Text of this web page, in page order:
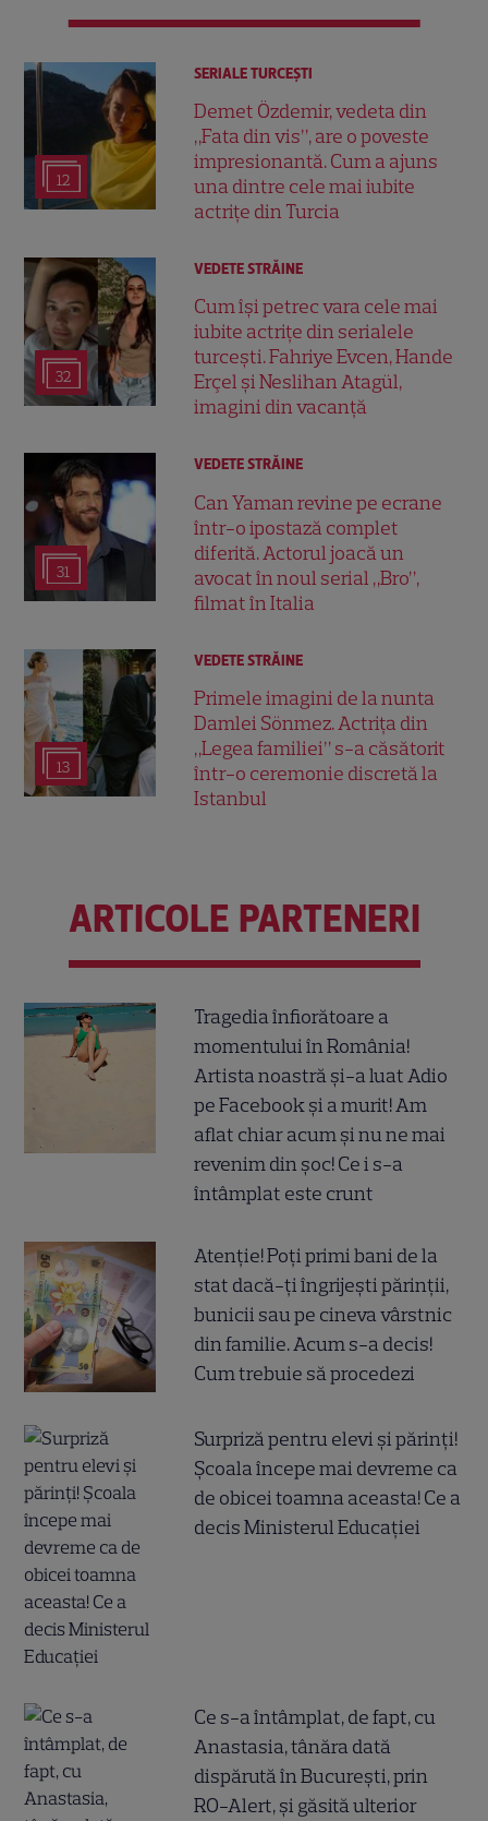
12
SERIALE TURCEŞTI
Demet Özdemir, vedeta din
„Fata din vis”, are o poveste
impresionantă. Cum a ajuns
una dintre cele mai iubite
actrițe din Turcia
32
VEDETE STRĂINE
Cum își petrec vara cele mai
iubite actrițe din serialele
turcești. Fahriye Evcen, Hande
Erçel și Neslihan Atagül,
imagini din vacanță
31
VEDETE STRĂINE
Can Yaman revine pe ecrane
într-o ipostază complet
diferită. Actorul joacă un
avocat în noul serial „Bro”,
filmat în Italia
13
VEDETE STRĂINE
Primele imagini de la nunta
Damlei Sönmez. Actrița din
„Legea familiei” s-a căsătorit
într-o ceremonie discretă la
Istanbul
ARTICOLE PARTENERI
Tragedia înfiorătoare a
momentului în România!
Artista noastră și-a luat Adio
pe Facebook și a murit! Am
aflat chiar acum și nu ne mai
revenim din șoc! Ce i s-a
întâmplat este crunt
Atenție! Poți primi bani de la
stat dacă-ți îngrijești părinții,
bunicii sau pe cineva vârstnic
din familie. Acum s-a decis!
Cum trebuie să procedezi
Surpriză pentru elevi și părinți!
Școala începe mai devreme ca
de obicei toamna aceasta! Ce a
decis Ministerul Educației
Ce s-a întâmplat, de fapt, cu
Anastasia, tânăra dată
dispărută în București, prin
RO-Alert, și găsită ulterior